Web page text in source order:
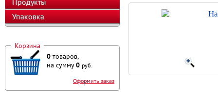
Продукты
Упаковка
Корзина
0 товаров,
на сумму0 руб.
Оформить заказ